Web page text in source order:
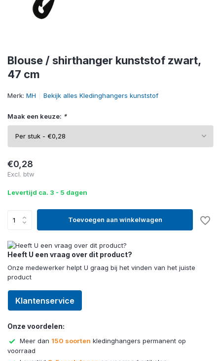
Blouse / shirthanger kunststof zwart,
47 cm
Merk: MH Bekijk alles Kledinghangers kunststof
Maak een keuze: *
€0,28
Excl. btw
Levertijd ca. 3 - 5 dagen
Toevoegen aan winkelwagen
Heeft U een vraag over dit product?
Onze medewerker helpt U graag bij het vinden van het juiste
product
Klantenservice
Onze voordelen:
Meer dan 150 soorten kledinghangers permanent op
voorraad